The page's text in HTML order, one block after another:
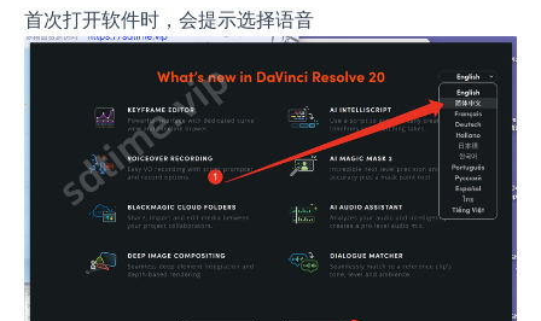
首次打开软件时，会提示选择语音